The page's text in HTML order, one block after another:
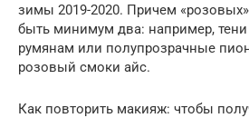
зимы 2019-2020. Причем
быть минимум два: например,
румянам или полупрозрачные
розовый смоки айс.
Как повторить макияж: чтобы